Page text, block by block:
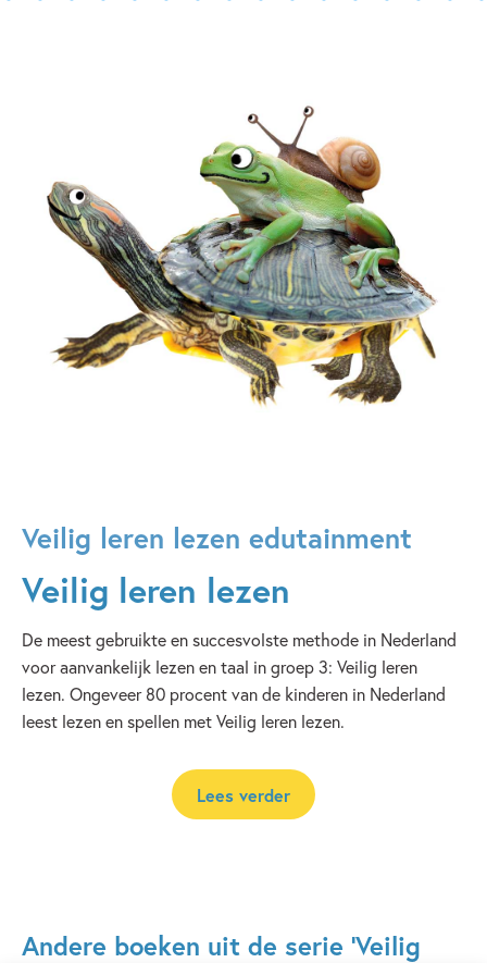
Veilig leren lezen edutainment
Veilig leren lezen
De meest gebruikte en succesvolste methode in Nederland
voor aanvankelijk lezen en taal in groep 3: Veilig leren
lezen. Ongeveer 80 procent van de kinderen in Nederland
leest lezen en spellen met Veilig leren lezen.
Lees verder
Andere boeken uit de serie 'Veilig